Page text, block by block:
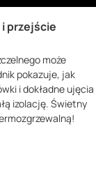
przejście
może
pokazuje, jak
i dokładne ujęcia
izolację. Świetny